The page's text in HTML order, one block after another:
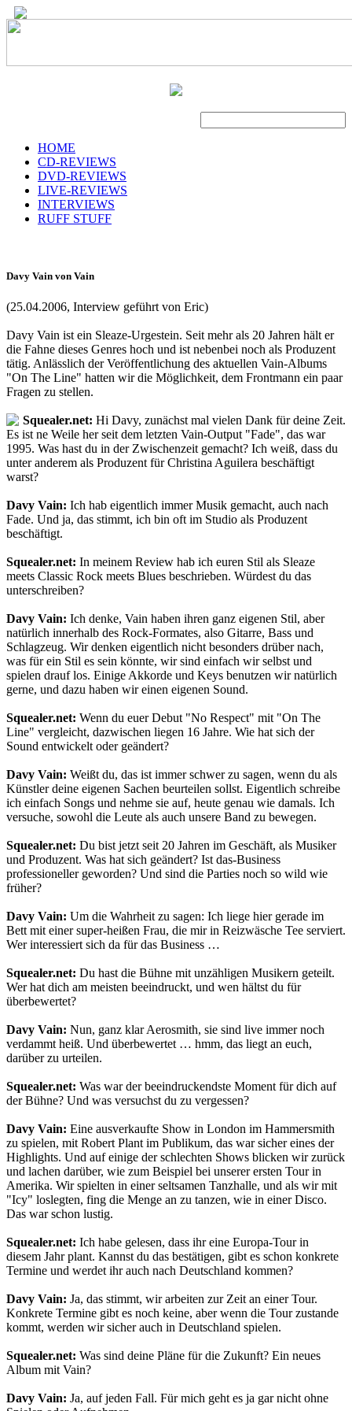
HOME
CD-REVIEWS
DVD-REVIEWS
LIVE-REVIEWS
INTERVIEWS
RUFF STUFF
Davy Vain von Vain
(25.04.2006, Interview geführt von Eric)
Davy Vain ist ein Sleaze-Urgestein. Seit mehr als 20 Jahren hält er
die Fahne dieses Genres hoch und ist nebenbei noch als Produzent
tätig. Anlässlich der Veröffentlichung des aktuellen Vain-Albums
"On The Line" hatten wir die Möglichkeit, dem Frontmann ein paar
Fragen zu stellen.
Squealer.net: Hi Davy, zunächst mal vielen Dank für deine Zeit.
Es ist ne Weile her seit dem letzten Vain-Output "Fade", das war
1995. Was hast du in der Zwischenzeit gemacht? Ich weiß, dass du
unter anderem als Produzent für Christina Aguilera beschäftigt
warst?
Davy Vain: Ich hab eigentlich immer Musik gemacht, auch nach
Fade. Und ja, das stimmt, ich bin oft im Studio als Produzent
beschäftigt.
Squealer.net: In meinem Review hab ich euren Stil als Sleaze
meets Classic Rock meets Blues beschrieben. Würdest du das
unterschreiben?
Davy Vain: Ich denke, Vain haben ihren ganz eigenen Stil, aber
natürlich innerhalb des Rock-Formates, also Gitarre, Bass und
Schlagzeug. Wir denken eigentlich nicht besonders drüber nach,
was für ein Stil es sein könnte, wir sind einfach wir selbst und
spielen drauf los. Einige Akkorde und Keys benutzen wir natürlich
gerne, und dazu haben wir einen eigenen Sound.
Squealer.net: Wenn du euer Debut "No Respect" mit "On The
Line" vergleicht, dazwischen liegen 16 Jahre. Wie hat sich der
Sound entwickelt oder geändert?
Davy Vain: Weißt du, das ist immer schwer zu sagen, wenn du als
Künstler deine eigenen Sachen beurteilen sollst. Eigentlich schreibe
ich einfach Songs und nehme sie auf, heute genau wie damals. Ich
versuche, sowohl die Leute als auch unsere Band zu bewegen.
Squealer.net: Du bist jetzt seit 20 Jahren im Geschäft, als Musiker
und Produzent. Was hat sich geändert? Ist das-Business
professioneller geworden? Und sind die Parties noch so wild wie
früher?
Davy Vain: Um die Wahrheit zu sagen: Ich liege hier gerade im
Bett mit einer super-heißen Frau, die mir in Reizwäsche Tee serviert.
Wer interessiert sich da für das Business …
Squealer.net: Du hast die Bühne mit unzähligen Musikern geteilt.
Wer hat dich am meisten beeindruckt, und wen hältst du für
überbewertet?
Davy Vain: Nun, ganz klar Aerosmith, sie sind live immer noch
verdammt heiß. Und überbewertet … hmm, das liegt an euch,
darüber zu urteilen.
Squealer.net: Was war der beeindruckendste Moment für dich auf
der Bühne? Und was versuchst du zu vergessen?
Davy Vain: Eine ausverkaufte Show in London im Hammersmith
zu spielen, mit Robert Plant im Publikum, das war sicher eines der
Highlights. Und auf einige der schlechten Shows blicken wir zurück
und lachen darüber, wie zum Beispiel bei unserer ersten Tour in
Amerika. Wir spielten in einer seltsamen Tanzhalle, und als wir mit
"Icy" loslegten, fing die Menge an zu tanzen, wie in einer Disco.
Das war schon lustig.
Squealer.net: Ich habe gelesen, dass ihr eine Europa-Tour in
diesem Jahr plant. Kannst du das bestätigen, gibt es schon konkrete
Termine und werdet ihr auch nach Deutschland kommen?
Davy Vain: Ja, das stimmt, wir arbeiten zur Zeit an einer Tour.
Konkrete Termine gibt es noch keine, aber wenn die Tour zustande
kommt, werden wir sicher auch in Deutschland spielen.
Squealer.net: Was sind deine Pläne für die Zukunft? Ein neues
Album mit Vain?
Davy Vain: Ja, auf jeden Fall. Für mich geht es ja gar nicht ohne